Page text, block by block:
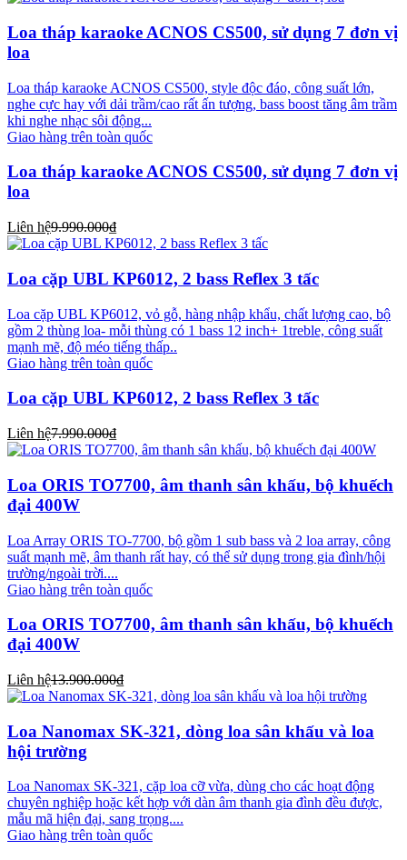
Loa tháp karaoke ACNOS CS500, sử dụng 7 đơn vị
loa
Loa tháp karaoke ACNOS CS500, style độc đáo, công suất lớn,
nghe cực hay với dải trầm/cao rất ấn tượng, bass boost tăng âm trầm
khi nghe nhạc sôi động...
Giao hàng trên toàn quốc
Loa tháp karaoke ACNOS CS500, sử dụng 7 đơn vị
loa
Liên hệ9.990.000₫
Loa cặp UBL KP6012, 2 bass Reflex 3 tấc
Loa cặp UBL KP6012, vỏ gỗ, hàng nhập khẩu, chất lượng cao, bộ
gồm 2 thùng loa- mỗi thùng có 1 bass 12 inch+ 1treble, công suất
mạnh mẽ, độ méo tiếng thấp..
Giao hàng trên toàn quốc
Loa cặp UBL KP6012, 2 bass Reflex 3 tấc
Liên hệ7.990.000₫
Loa ORIS TO7700, âm thanh sân khấu, bộ khuếch
đại 400W
Loa Array ORIS TO-7700, bộ gồm 1 sub bass và 2 loa array, công
suất mạnh mẽ, âm thanh rất hay, có thể sử dụng trong gia đình/hội
trường/ngoài trời....
Giao hàng trên toàn quốc
Loa ORIS TO7700, âm thanh sân khấu, bộ khuếch
đại 400W
Liên hệ13.900.000₫
Loa Nanomax SK-321, dòng loa sân khấu và loa
hội trường
Loa Nanomax SK-321, cặp loa cỡ vừa, dùng cho các hoạt động
chuyên nghiệp hoặc kết hợp với dàn âm thanh gia đình đều được,
mẫu mã hiện đại, sang trọng....
Giao hàng trên toàn quốc